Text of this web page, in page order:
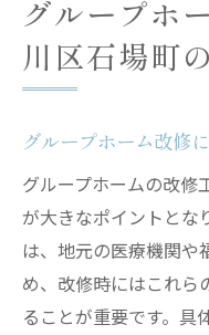
グループホ
川区石場町
グループホーム改修
グループホームの改修
が大きなポイントとな
は、地元の医療機関や
め、改修時にはこれら
ることが重要です。具